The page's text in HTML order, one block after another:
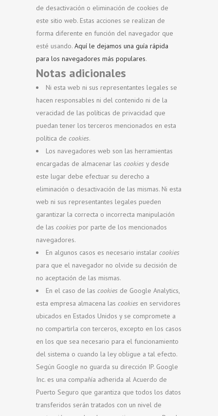
de desactivación o eliminación de cookies de
este sitio web. Estas acciones se realizan de
forma diferente en función del navegador que
esté usando. Aquí le dejamos una guía rápida
para los navegadores más populares.
Notas adicionales
Ni esta web ni sus representantes legales se
hacen responsables ni del contenido ni de la
veracidad de las políticas de privacidad que
puedan tener los terceros mencionados en esta
política de cookies.
Los navegadores web son las herramientas
encargadas de almacenar las cookies y desde
este lugar debe efectuar su derecho a
eliminación o desactivación de las mismas. Ni esta
web ni sus representantes legales pueden
garantizar la correcta o incorrecta manipulación
de las cookies por parte de los mencionados
navegadores.
En algunos casos es necesario instalar cookies
para que el navegador no olvide su decisión de
no aceptación de las mismas.
En el caso de las cookies de Google Analytics,
esta empresa almacena las cookies en servidores
ubicados en Estados Unidos y se compromete a
no compartirla con terceros, excepto en los casos
en los que sea necesario para el funcionamiento
del sistema o cuando la ley obligue a tal efecto.
Según Google no guarda su dirección IP. Google
Inc. es una compañía adherida al Acuerdo de
Puerto Seguro que garantiza que todos los datos
transferidos serán tratados con un nivel de